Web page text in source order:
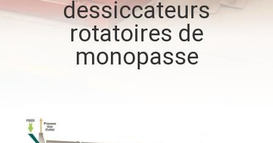
CONTRÔLE
NOUS
dessiccateurs
rotatoires de
monopasse